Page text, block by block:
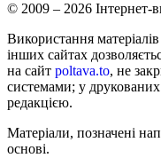
© 2009 – 2026
Використання
інших сайтах
на сайт poltava.to, не
системами; у
редакцією.
Матеріали, позначені
основі.